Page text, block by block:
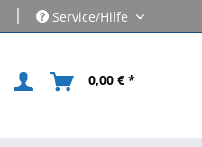
| Service/Hilfe
0,00 € *